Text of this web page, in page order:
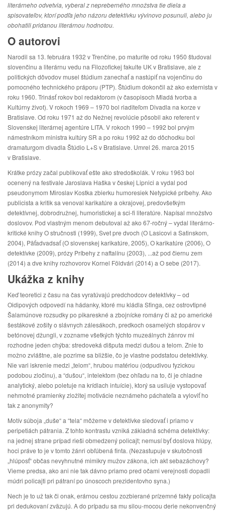
literárneho odvetvia, vyberal z nepreberného množstva tie diela a
spisovateľov, ktorí podľa jeho názoru detektívku vývinovo posunuli, alebo ju
obohatili pridanou literárnou hodnotou.
O autorovi
Narodil sa 13. februára 1932 v Trenčíne, po maturite od roku 1950 študoval
slovenčinu a literárnu vedu na Filozofickej fakulte UK v Bratislave, ale z
politických dôvodov musel štúdium zanechať a nastúpiť na vojenčinu do
pomocného technického práporu (PTP). Štúdium dokončil až ako externista v
roku 1960. Trinásť rokov bol redaktorom (v časopisoch Mladá tvorba a
Kultúrny život). V rokoch 1969 – 1970 bol riaditeľom Divadla na korze v
Bratislave. Od roku 1971 až do Nežnej revolúcie pôsobil ako referent v
Slovenskej literárnej agentúre LITA. V rokoch 1990 – 1992 bol prvým
námestníkom ministra kultúry SR a po roku 1992 až do dôchodku bol
dramaturgom divadla Štúdio L+S v Bratislave. Umrel 26. marca 2015
v Bratislave.
Krátke prózy začal publikovať ešte ako stredoškolák. V roku 1963 bol
ocenený na festivale Jaroslava Haška v českej Lipnici a vydal pod
pseudonymom Miroslav Kostka zbierku humoresiek Netypické príbehy. Ako
publicista a kritik sa venoval karikatúre a okrajovej, predovšetkým
detektívnej, dobrodružnej, humoristickej a sci-fi literatúre. Napísal množstvo
doslovov. Pod vlastným menom debutoval až ako 67-ročný – vydal literárno-
kritické knihy O stručnosti (1999), Svet pre dvoch (O Lasicovi a Satinskom,
2004), Päťadvadsať (O slovenskej karikatúre, 2005), O karikatúre (2006), O
detektívke (2009), prózy Príbehy z naftalínu (2003), ...až pod čiernu zem
(2014) a dve knihy rozhovorov Kornel Földvári (2014) a O sebe (2017).
Ukážka z knihy
Keď teoretici z času na čas vyratúvajú predchodcov detektívky – od
Oidipových odpovedí na hádanky, ktoré mu kládla Sfinga, cez ostrovtipné
Šalamúnove rozsudky po pikareskné a zbojnícke romány či až po americké
šestákové zošity o slávnych zálesákoch, predkoch osamelých stopárov v
betónovej džungli, v zozname všetkých týchto muzeálnych žánrov mi
rozhodne jeden chýba: stredoveká dišputa medzi dušou a telom. Znie to
možno zvláštne, ale pozrime sa bližšie, čo je vlastne podstatou detektívky.
Nie vari iskrenie medzi „telom“, hrubou matériou (odpudivou fyzickou
podobou zločinu), a “dušou“, intelektom (bez ohľadu na to, či je chladne
analytický, alebo poletuje na krídlach intuície), ktorý sa usiluje vystopovať
nehmotné pramienky zložitej motivácie neznámeho páchateľa a vyloviť ho
tak z anonymity?
Motív súboja „duše“ a “tela“ môžeme v detektívke sledovať i priamo v
peripetiách pátrania. Z tohto kontrastu vzniká základná schéma detektívky:
na jednej strane prípad rieši obmedzený policajt; nemusí byť doslova hlúpy,
hoci práve to je v tomto žánri obľúbená finta. (Nezastupuje v skutočnosti
„hlúposť“ občas nevyhnutné mimikry mužov zákona, ich akt sebazáchovy?
Vieme predsa, ako ani nie tak dávno priamo pred očami verejnosti dopadli
múdri policajti pri pátraní po únoscoch prezidentovho syna.)
Nech je to už tak či onak, erárnou cestou zozbierané prízemné fakty policajta
pri dedukovaní zväzujú. A do prípadu sa mu silou-mocou derie nekonvenčný